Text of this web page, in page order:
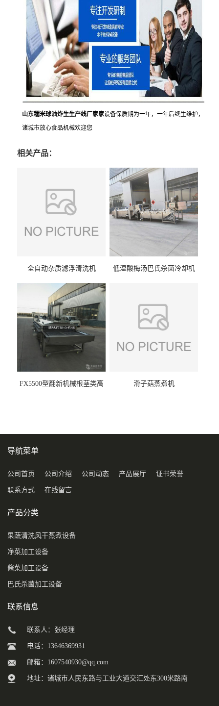
山东糯米球油炸生生产线厂家家设备保质期为一年，一年后终生维护，
诸城市放心食品机械欢迎您
相关产品：
全自动杂质滤浮清洗机 低温酸梅汤巴氏杀菌冷却机
FX5500型翻新机械根茎类高
滑子菇蒸煮机
导航菜单
公司首页 公司介绍 公司动态 产品展厅 证书荣誉
联系方式 在线留言
产品分类
果蔬清洗风干蒸煮设备
净菜加工设备
酱菜加工设备
巴氏杀菌加工设备
联系信息
联系人：张经理
电话：13646369931
邮箱： 1607540930@qq.com
地址：诸城市人民东路与工业大道交汇处东300米路南